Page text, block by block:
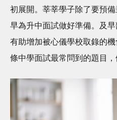
初展開。莘莘學子除了要預
早為升中面試做好準備。及
有助增加被心儀學校取錄的
條中學面試最常問到的題目，